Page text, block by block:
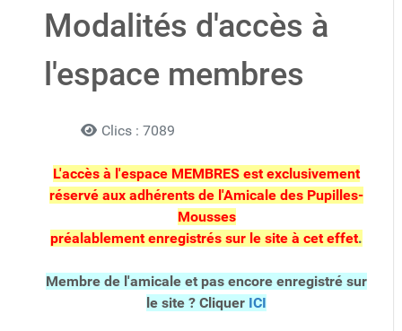
Modalités d'accès à
l'espace membres
Détails Clics : 7089
L'accès à l'espace MEMBRES est exclusivement
réservé aux adhérents de l'Amicale des Pupilles-
Mousses
préalablement enregistrés sur le site à cet effet.
Membre de l'amicale et pas encore enregistré sur
le site ? Cliquer ICI